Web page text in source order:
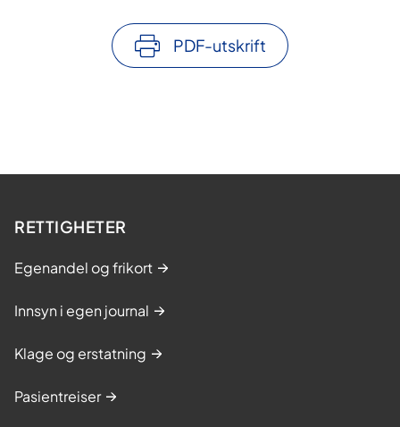
PDF-utskrift
RETTIGHETER
Egenandel og frikort
Innsyn i egen journal
Klage og erstatning
Pasientreiser